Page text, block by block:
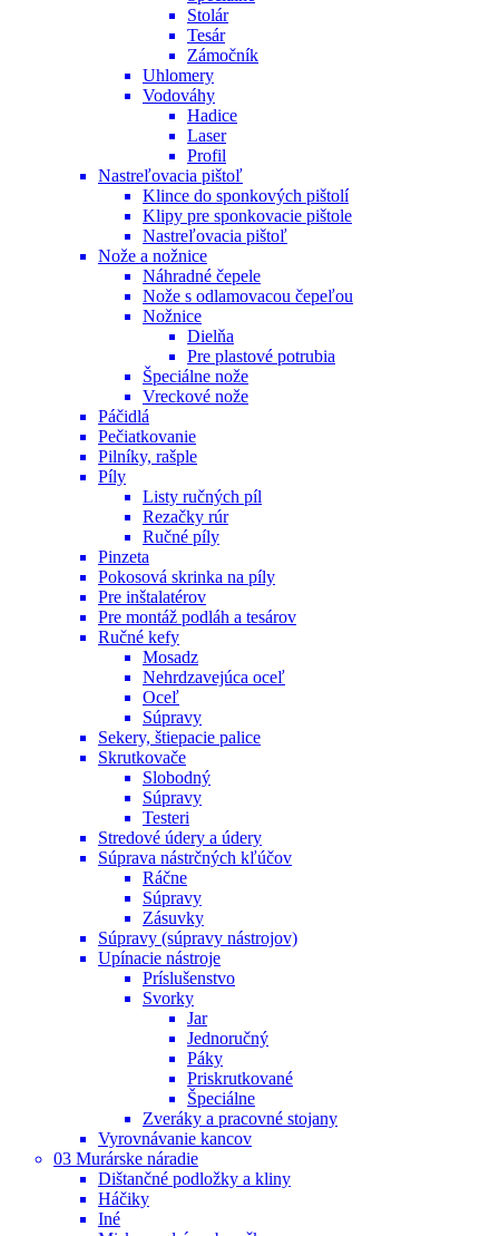
Stolár
Tesár
Zámočník
Uhlomery
Vodováhy
Hadice
Laser
Profil
Nastreľovacia pištoľ
Klince do sponkových pištolí
Klipy pre sponkovacie pištole
Nastreľovacia pištoľ
Nože a nožnice
Náhradné čepele
Nože s odlamovacou čepeľou
Nožnice
Dielňa
Pre plastové potrubia
Špeciálne nože
Vreckové nože
Páčidlá
Pečiatkovanie
Pilníky, rašple
Píly
Listy ručných píl
Rezačky rúr
Ručné píly
Pinzeta
Pokosová skrinka na píly
Pre inštalatérov
Pre montáž podláh a tesárov
Ručné kefy
Mosadz
Nehrdzavejúca oceľ
Oceľ
Súpravy
Sekery, štiepacie palice
Skrutkovače
Slobodný
Súpravy
Testeri
Stredové údery a údery
Súprava nástrčných kľúčov
Ráčne
Súpravy
Zásuvky
Súpravy (súpravy nástrojov)
Upínacie nástroje
Príslušenstvo
Svorky
Jar
Jednoručný
Páky
Priskrutkované
Špeciálne
Zveráky a pracovné stojany
Vyrovnávanie kancov
03 Murárske náradie
Dištančné podložky a kliny
Háčiky
Iné